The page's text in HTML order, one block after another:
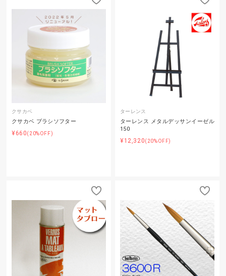
クサカベ
クサカベ ブラシソフター
¥660(20%OFF)
ターレンス
ターレンス メタルデッサンイーゼル
150
¥12,320(20%OFF)